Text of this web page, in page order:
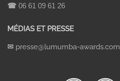
☎ 06 61 09 61 26
MÉDIAS ET PRESSE
✉ presse@lumumba-awards.com